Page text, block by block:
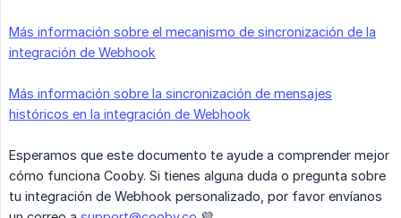
Más información sobre el mecanismo de sincronización de la
integración de Webhook
Más información sobre la sincronización de mensajes
históricos en la integración de Webhook
Esperamos que este documento te ayude a comprender mejor
cómo funciona Cooby. Si tienes alguna duda o pregunta sobre
tu integración de Webhook personalizado, por favor envíanos